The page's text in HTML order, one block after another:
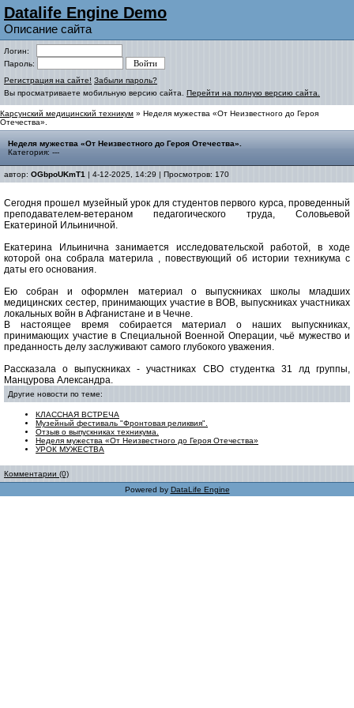
Datalife Engine Demo
Описание сайта
Логин:
Пароль:
Регистрация на сайте! Забыли пароль?
Вы просматриваете мобильную версию сайта. Перейти на полную версию сайта.
Карсунский медицинский техникум » Неделя мужества «От Неизвестного до Героя
Отечества».
Неделя мужества «От Неизвестного до Героя Отечества».
Категория: ---
автор: OGbpoUKmT1 | 4-12-2025, 14:29 | Просмотров: 170
Сегодня прошел музейный урок для студентов первого курса, проведенный
преподавателем-ветераном педагогического труда, Соловьевой
Екатериной Ильиничной.
Екатерина Ильинична занимается исследовательской работой, в ходе
которой она собрала материла , повествующий об истории техникума с
даты его основания.
Ею собран и оформлен материал о выпускниках школы младших
медицинских сестер, принимающих участие в ВОВ, выпускниках участниках
локальных войн в Афганистане и в Чечне.
В настоящее время собирается материал о наших выпускниках,
принимающих участие в Специальной Военной Операции, чьё мужество и
преданность делу заслуживают самого глубокого уважения.
Рассказала о выпускниках - участниках СВО студентка 31 лд группы,
Манцурова Александра.
Другие новости по теме:
КЛАССНАЯ ВСТРЕЧА
Музейный фестиваль "Фронтовая реликвия".
Отзыв о выпускниках техникума.
Неделя мужества «От Неизвестного до Героя Отечества»
УРОК МУЖЕСТВА
Комментарии (0)
Powered by DataLife Engine